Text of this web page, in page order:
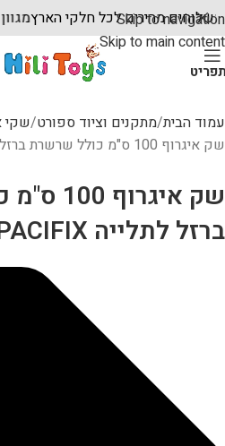
Skip to navigation
Skip to main content
עמוד הבית מתקנים וציוד ספורט שקי
שק איגרוף 100 ס"מ כולל שרשרת ברזל לתלייה PACIFIX
שק
ברזל לתלייה PACIFIX
משלוחים מהירים לכל חלקי הארץ